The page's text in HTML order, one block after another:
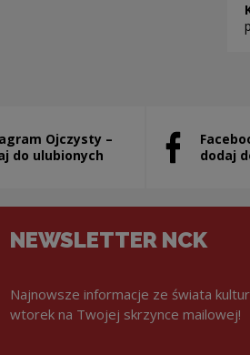
Ojczysty –
do ulubionych
zostanie otwarty w nowym oknie
dodaj
Uwaga, link
NEWSLETTER NCK
Najnowsze informacje ze świata
wtorek na Twojej skrzynce mailowej!